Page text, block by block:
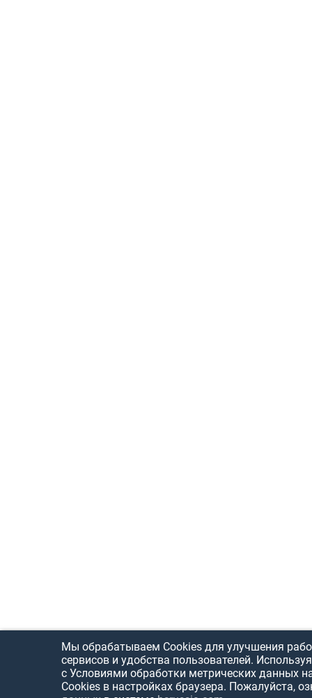
Мы обрабатываем Cookies для улучшения
сервисов и удобства пользователей.
с Условиями обработки метрических данных
Cookies в настройках браузера. Пожалуйста,